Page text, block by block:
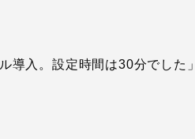
導入。設定時間は30分でした」